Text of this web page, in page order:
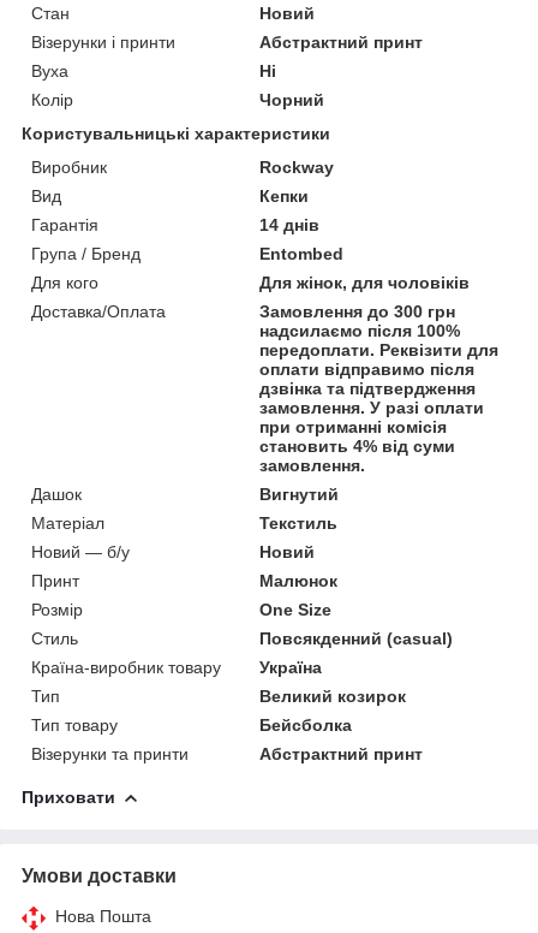
Стан
Новий
Візерунки і принти
Абстрактний принт
Вуха
Ні
Колір
Чорний
Користувальницькі характеристики
Виробник
Rockway
Вид
Кепки
Гарантія
14 днів
Група / Бренд
Entombed
Для кого
Для жінок, для чоловіків
Доставка/Оплата
Замовлення до 300 грн
надсилаємо після 100%
передоплати. Реквізити для
оплати відправимо після
дзвінка та підтвердження
замовлення. У разі оплати
при отриманні комісія
становить 4% від суми
замовлення.
Дашок
Вигнутий
Матеріал
Текстиль
Новий — б/у
Новий
Принт
Малюнок
Розмір
One Size
Стиль
Повсякденний (casual)
Країна-виробник товару
Україна
Тип
Великий козирок
Тип товару
Бейсболка
Візерунки та принти
Абстрактний принт
Приховати
Умови доставки
Нова Пошта